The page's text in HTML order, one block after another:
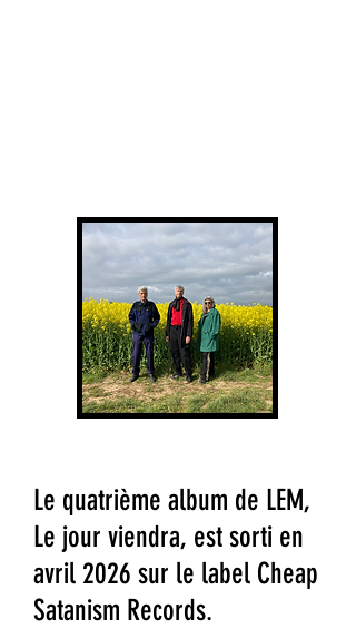
Le quatrième album de LEM,
Le jour viendra, est sorti en
avril 2026 sur le label Cheap
Satanism Records.